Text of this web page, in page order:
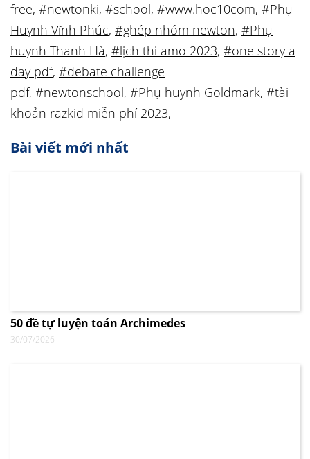
free, #newtonki, #school, #www.hoc10com, #Phụ
Huynh Vĩnh Phúc, #ghép nhóm newton, #Phụ
huynh Thanh Hà, #lịch thi amo 2023, #one story a
day pdf, #debate challenge
pdf, #newtonschool, #Phụ huynh Goldmark, #tài
khoản razkid miễn phí 2023,
Bài viết mới nhất
50 đề tự luyện toán Archimedes
30/07/2026